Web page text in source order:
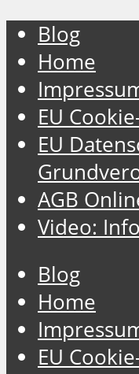
Blog
Home
EU
EU
AGB
Video:
Blog
Home
EU